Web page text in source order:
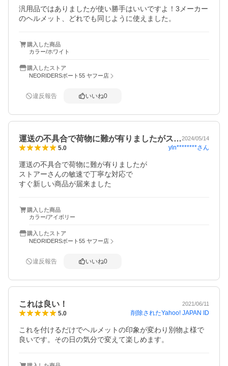
汎用品ではありましたが使い勝手はいいですよ！3メーカー
のヘルメット、どれでも同じように使えました。
購入した商品
カラー/ホワイト
購入したストア
NEORIDERSボート55 ヤフー店
違反報告 いいね0
運送の不具合で荷物に難が有りましたがス…2024/05/14
5.0 yln********さん
運送の不具合で荷物に難が有りましたが
ストアーさんの敏速で丁寧な対応で
購入した商品
カラー/アイボリー
購入したストア
NEORIDERSボート55 ヤフー店
違反報告 いいね0
これは良い！ 2021/06/11
5.0 削除されたYahoo! JAPAN ID
これを付けるだけでヘルメットの印象が変わり別物よ様で
良いです。その日の気分で変えて楽しめます。